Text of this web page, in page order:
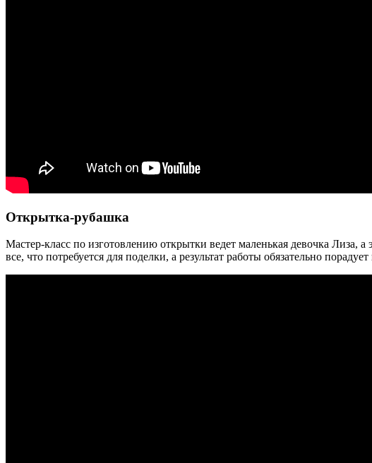
Открытка-рубашка
Мастер-класс по изготовлению открытки ведет маленькая девочка Лиза,
все, что потребуется для поделки, а результат работы обязательно порадует